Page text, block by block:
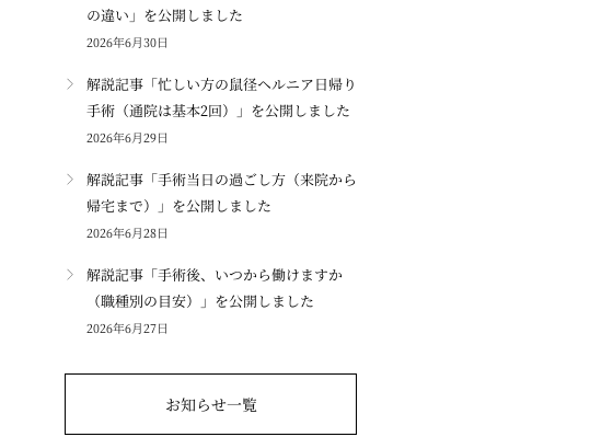
の違い」を公開しました
2026年6月30日
解説記事「忙しい方の鼠径ヘルニア日帰り
手術（通院は基本2回）」を公開しました
2026年6月29日
解説記事「手術当日の過ごし方（来院から
帰宅まで）」を公開しました
2026年6月28日
解説記事「手術後、いつから働けますか
（職種別の目安）」を公開しました
2026年6月27日
お知らせ一覧